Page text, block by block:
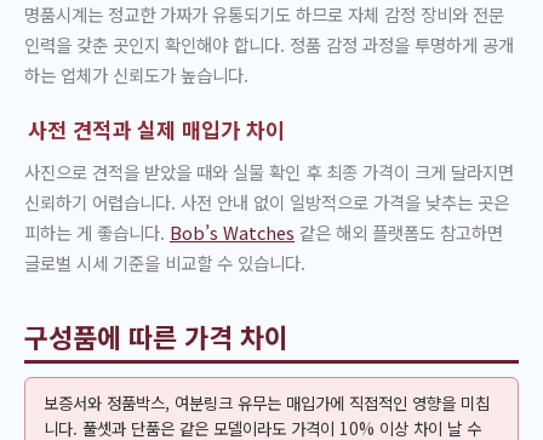
명품시계는 정교한 가짜가 유통되기도 하므로 자체 감정 장비와 전문
인력을 갖춘 곳인지 확인해야 합니다. 정품 감정 과정을 투명하게 공개
하는 업체가 신뢰도가 높습니다.
사전 견적과 실제 매입가 차이
사진으로 견적을 받았을 때와 실물 확인 후 최종 가격이 크게 달라지면
신뢰하기 어렵습니다. 사전 안내 없이 일방적으로 가격을 낮추는 곳은
피하는 게 좋습니다. Bob’s Watches 같은 해외 플랫폼도 참고하면
글로벌 시세 기준을 비교할 수 있습니다.
구성품에 따른 가격 차이
보증서와 정품박스, 여분링크 유무는 매입가에 직접적인 영향을 미칩
니다. 풀셋과 단품은 같은 모델이라도 가격이 10% 이상 차이 날 수